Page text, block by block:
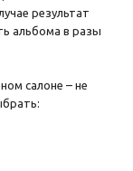
результат
альбома в разы
салоне – не